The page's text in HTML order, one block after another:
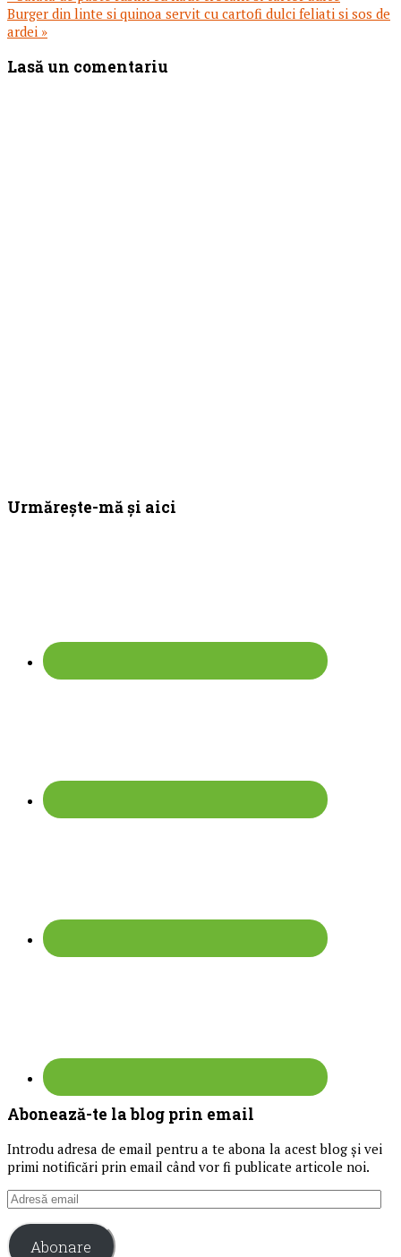
anterior:
Articolul
urmator:
Burger din linte si quinoa servit cu cartofi dulci feliati si sos de
ardei »
Reader
Interactions
Lasă un comentariu
Bara
Urmărește-mă și aici
Abonează-te la blog prin email
Introdu adresa de email pentru a te abona la acest blog și vei
primi notificări prin email când vor fi publicate articole noi.
Adresă
Abonare